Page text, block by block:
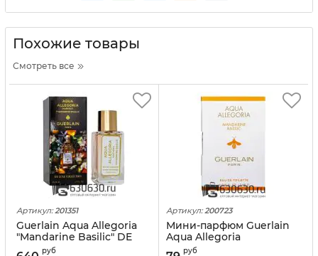
Похожие товары
Смотреть все
Артикул: 201351
Guerlain Aqua Allegoria
"Mandarine Basilic" DE
LUXE COLLECTION 55 ml
руб
Артикул: 200723
Мини-парфюм Guerlain
Aqua Allegoria
"Mandarine Basilic" 2 ml
руб